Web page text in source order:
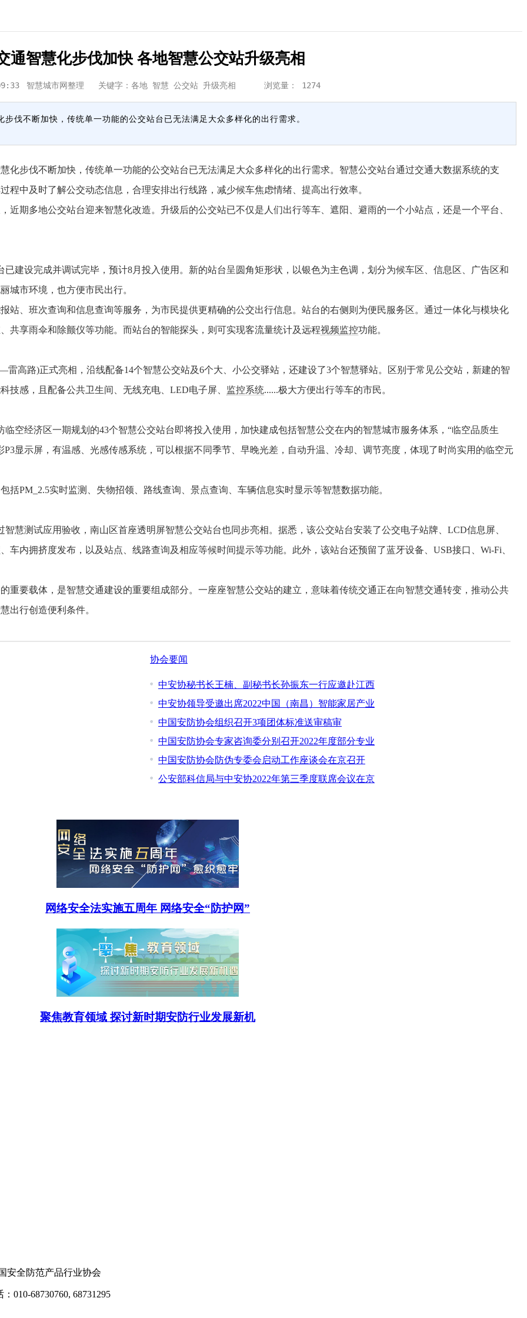
通智慧化步伐加快 各地智慧公交站升级亮相
智慧城市网整理 关键字：各地 智慧 公交站 升级亮相 浏览量： 1274
伐不断加快，传统单一功能的公交站台已无法满足大众多样化的出行需求。
步伐不断加快，传统单一功能的公交站台已无法满足大众多样化的出行需求。智慧公交站台通过交通大数据系统的支
程中及时了解公交动态信息，合理安排出行线路，减少候车焦虑情绪、提高出行效率。
期多地公交站台迎来智慧化改造。升级后的公交站已不仅是人们出行等车、遮阳、避雨的一个小站点，还是一个平台、
设完成并调试完毕，预计8月投入使用。新的站台呈圆角矩形状，以银色为主色调，划分为候车区、信息区、广告区和
城市环境，也方便市民出行。
、班次查询和信息查询等服务，为市民提供更精确的公交出行信息。站台的右侧则为便民服务区。通过一体化与模块化
共享雨伞和除颤仪等功能。而站台的智能探头，则可实现客流量统计及远程视频监控功能。
路)正式亮相，沿线配备14个智慧公交站及6个大、小公交驿站，还建设了3个智慧驿站。区别于常见公交站，新建的智
技感，且配备公共卫生间、无线充电、LED电子屏、 监控系统......极大方便出行等车的市民。
经济区一期规划的43个智慧公交站台即将投入使用，加快建成包括智慧公交在内的智慧城市服务体系，“临空品质生
显示屏，有温感、光感传感系统，可以根据不同季节、早晚光差，自动升温、冷却、调节亮度，体现了时尚实用的临空元
PM_2.5实时监测、失物招领、路线查询、景点查询、车辆信息实时显示等智慧数据功能。
测试应用验收，南山区首座透明屏智慧公交站台也同步亮相。据悉，该公交站台安装了公交电子站牌、LCD信息屏、
内拥挤度发布，以及站点、线路查询及相应等候时间提示等功能。此外，该站台还预留了蓝牙设备、USB接口、Wi-Fi、
重要载体，是智慧交通建设的重要组成部分。一座座智慧公交站的建立，意味着传统交通正在向智慧交通转变，推动公共
出行创造便利条件。
协会要闻
中安协秘书长王楠、副秘书长孙振东一行应邀赴江西
中安协领导受邀出席2022中国（南昌）智能家居产业
中国安防协会​组织召开3项团体标准送审稿审
中国安防协会专家咨询委分别召开2022年度部分专业
中国安防协会防伪专委会启动工作座谈会在京召开
公安部科信局与中安协2022年第三季度联席会议在京
网络安全法实施五周年 网络安全“防护网”
聚焦教育领域 探讨新时期安防行业发展新机
安全防范产品行业协会
010-68730760, 68731295